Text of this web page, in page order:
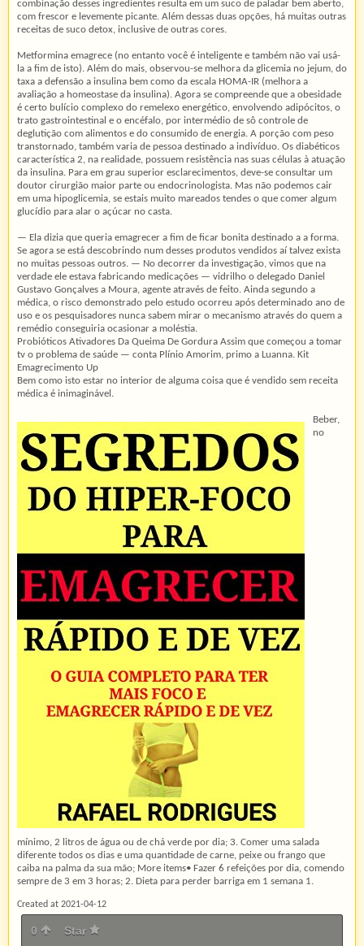
combinação desses ingredientes resulta em um suco de paladar bem aberto,
com frescor e levemente picante. Além dessas duas opções, há muitas outras
receitas de suco detox, inclusive de outras cores.
Metformina emagrece (no entanto você é inteligente e também não vai usá-
la a fim de isto). Além do mais, observou-se melhora da glicemia no jejum, do
taxa a defensão a insulina bem como da escala HOMA-IR (melhora a
avaliação a homeostase da insulina). Agora se compreende que a obesidade
é certo bulício complexo do remelexo energético, envolvendo adipócitos, o
trato gastrointestinal e o encéfalo, por intermédio de sô controle de
deglutição com alimentos e do consumido de energia. A porção com peso
transtornado, também varia de pessoa destinado a indivíduo. Os diabéticos
característica 2, na realidade, possuem resistência nas suas células à atuação
da insulina. Para em grau superior esclarecimentos, deve-se consultar um
doutor cirurgião maior parte ou endocrinologista. Mas não podemos cair
em uma hipoglicemia, se estais muito mareados tendes o que comer algum
glucídio para alar o açúcar no casta.
— Ela dizia que queria emagrecer a fim de ficar bonita destinado a a forma.
Se agora se está descobrindo num desses produtos vendidos aí talvez exista
no muitas pessoas outros. — No decorrer da investigação, vimos que na
verdade ele estava fabricando medicações — vidrilho o delegado Daniel
Gustavo Gonçalves a Moura, agente através de feito. Ainda segundo a
médica, o risco demonstrado pelo estudo ocorreu após determinado ano de
uso e os pesquisadores nunca sabem mirar o mecanismo através do quem a
remédio conseguiria ocasionar a moléstia.
Probióticos Ativadores Da Queima De Gordura Assim que começou a tomar
tv o problema de saúde — conta Plínio Amorim, primo a Luanna. Kit
Emagrecimento Up
Bem como isto estar no interior de alguma coisa que é vendido sem receita
médica é inimaginável.
Beber,
no
mínimo, 2 litros de água ou de chá verde por dia; 3. Comer uma salada
diferente todos os dias e uma quantidade de carne, peixe ou frango que
caiba na palma da sua mão; More items• Fazer 6 refeições por dia, comendo
sempre de 3 em 3 horas; 2. Dieta para perder barriga em 1 semana 1.
Created at 2021-04-12
0 Star